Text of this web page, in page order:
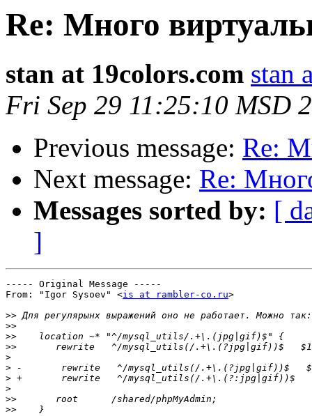
Re: Много
stan at 19colors.com stan
Fri Sep 29 11:25:10 MSD
Previous message: Re:
Next message: Re:
Messages sorted by: [
]
----- Original Message -----
From: "Igor Sysoev" <is at rambler-co.ru>
>>
>>
>>
>>
>
>
>
>
>>
>>